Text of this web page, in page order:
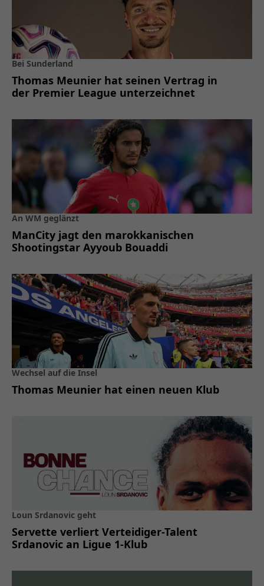
Bei Sunderland
Thomas Meunier hat seinen Vertrag in
der Premier League unterzeichnet
An WM geglänzt
ManCity jagt den marokkanischen
Shootingstar Ayyoub Bouaddi
Wechsel auf die Insel
Thomas Meunier hat einen neuen Klub
Loun Srdanovic geht
Servette verliert Verteidiger-Talent
Srdanovic an Ligue 1-Klub